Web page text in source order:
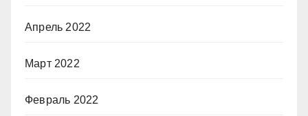
Апрель 2022
Март 2022
Февраль 2022